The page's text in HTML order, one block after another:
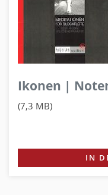
Ikonen |
(7,3 MB)
IN